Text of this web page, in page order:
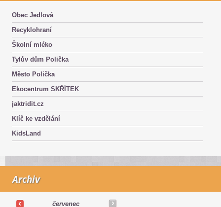
Obec Jedlová
Recyklohraní
Školní mléko
Tylův dům Polička
Město Polička
Ekocentrum SKŘÍTEK
jaktridit.cz
Klíč ke vzdělání
KidsLand
Archiv
červenec